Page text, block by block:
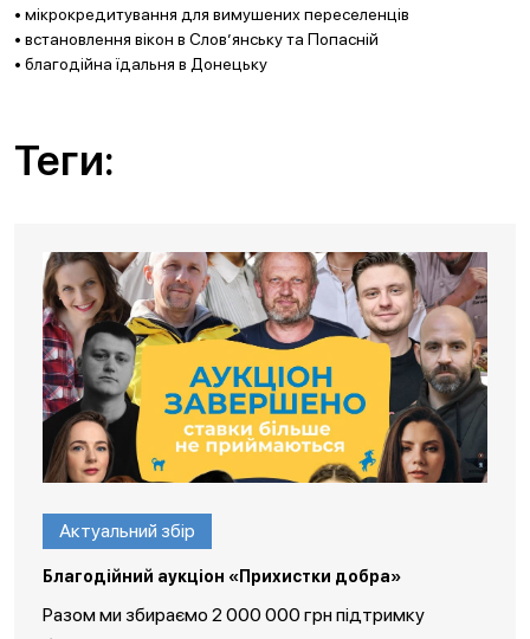
• мікрокредитування для вимушених переселенців
• встановлення вікон в Слов’янську та Попасній
• благодійна їдальня в Донецьку
Теги:
Актуальний збір
Благодійний аукціон «Прихистки добра»
Разом ми збираємо 2 000 000 грн підтримку